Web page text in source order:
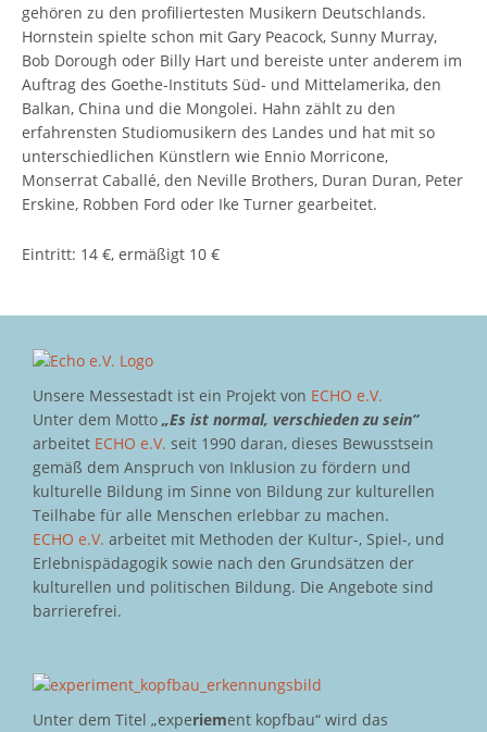
gehören zu den profiliertesten Musikern Deutschlands.
Hornstein spielte schon mit Gary Peacock, Sunny Murray,
Bob Dorough oder Billy Hart und bereiste unter anderem im
Auftrag des Goethe-Instituts Süd- und Mittelamerika, den
Balkan, China und die Mongolei. Hahn zählt zu den
erfahrensten Studiomusikern des Landes und hat mit so
unterschiedlichen Künstlern wie Ennio Morricone,
Monserrat Caballé, den Neville Brothers, Duran Duran, Peter
Erskine, Robben Ford oder Ike Turner gearbeitet.
Eintritt: 14 €, ermäßigt 10 €
Unsere Messestadt ist ein Projekt von ECHO e.V.
Unter dem Motto „Es ist normal, verschieden zu sein“
arbeitet ECHO e.V. seit 1990 daran, dieses Bewusstsein
gemäß dem Anspruch von Inklusion zu fördern und
kulturelle Bildung im Sinne von Bildung zur kulturellen
Teilhabe für alle Menschen erlebbar zu machen.
ECHO e.V. arbeitet mit Methoden der Kultur-, Spiel-, und
Erlebnispädagogik sowie nach den Grundsätzen der
kulturellen und politischen Bildung. Die Angebote sind
barrierefrei.
Unter dem Titel „experiement kopfbau“ wird das